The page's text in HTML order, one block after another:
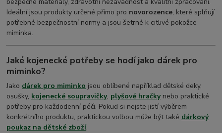
Ideální jsou produkty určené přímo pro novorozence, které splňují
potřebné bezpečnostní normy a jsou šetrné k citlivé pokožce
miminka.
Jaké kojenecké potřeby se hodí jako dárek pro
miminko?
Jako dárek pro miminko jsou oblíbené například dětské deky,
osušky, kojenecké soupravičky, plyšové hračkynebo praktické
potřeby pro každodenní péči. Pokud si nejste jistí výběrem
konkrétního produktu, praktickou volbou může být také dárkový
poukaz na dětské zboží.